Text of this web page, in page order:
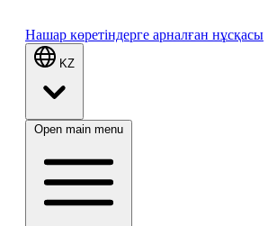
Нашар көретіндерге арналған нұсқасы
KZ
Open main menu